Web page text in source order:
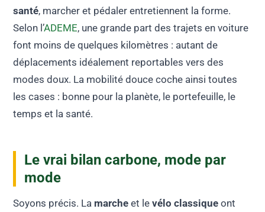
santé, marcher et pédaler entretiennent la forme.
Selon l’ADEME, une grande part des trajets en voiture
font moins de quelques kilomètres : autant de
déplacements idéalement reportables vers des
modes doux. La mobilité douce coche ainsi toutes
les cases : bonne pour la planète, le portefeuille, le
temps et la santé.
Le vrai bilan carbone, mode par
mode
Soyons précis. La marche et levélo classique ont